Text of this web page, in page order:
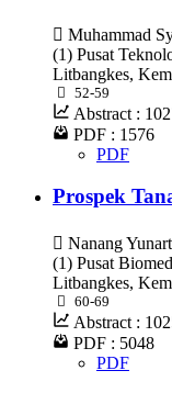
Muhammad
(1) Pusat
Litbangkes,
52-59
Abstract :
PDF : 1576
PDF
Prospek
Nanang
(1) Pusat
Litbangkes,
60-69
Abstract :
PDF : 5048
PDF